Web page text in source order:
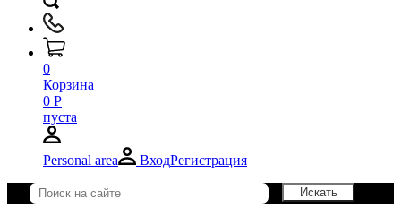
0
Корзина
0 Р
пуста
Personal area ВходРегистрация